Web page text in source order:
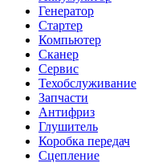
Генератор
Стартер
Компьютер
Сканер
Сервис
Техобслуживание
Запчасти
Антифриз
Глушитель
Коробка передач
Сцепление